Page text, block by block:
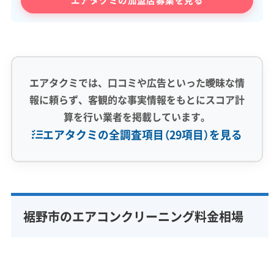
エアタクミでは、口コミや広告といった曖昧な情
報に頼らず、客観的な事実情報をもとにスコア計
算を行い業者を掲載しています。
エアタクミの全調査項目（29項目）を見る
完全分解洗浄 部分クリーニング
実績10年以上
裾野市のエアコンクリーニング料金相場